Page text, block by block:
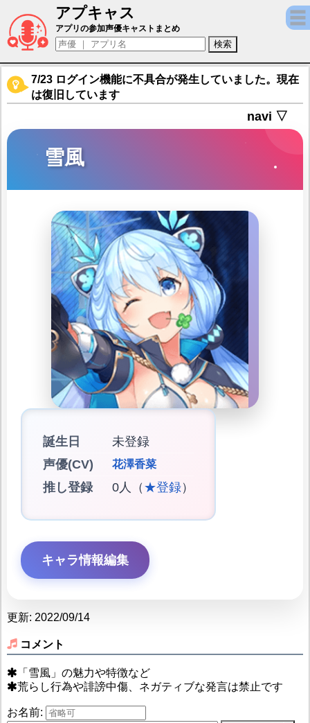
アプキャス
雪風（声優：花澤香菜)【パズルガールズ】
アプリの参加声優キャストまとめ
7/23 ログイン機能に不具合が発生していました。現在
は復旧しています
navi ▽
雪風
誕生日
未登録
声優(CV)
花澤香菜
推し登録 0人（ ★登録）
キャラ情報編集
更新: 2022/09/14
コメント
「雪風」の魅力や特徴など
荒らし行為や誹謗中傷、ネガティブな発言は禁止です
お名前: